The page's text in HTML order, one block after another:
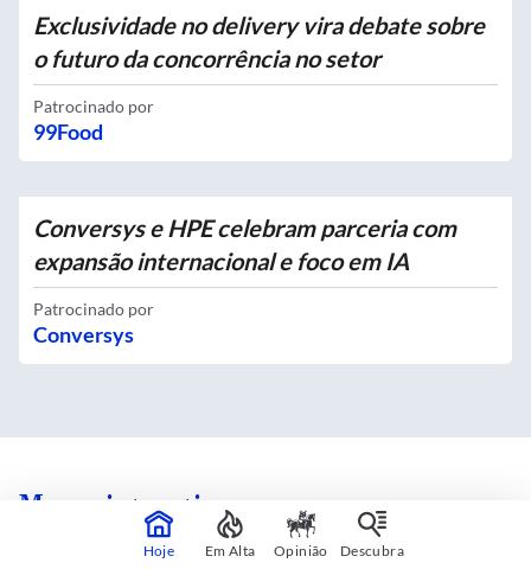
Exclusividade no delivery vira debate sobre
o futuro da concorrência no setor
Patrocinado por
99Food
Conversys e HPE celebram parceria com
expansão internacional e foco em IA
Patrocinado por
Conversys
Mapas interativos
Hoje Em Alta Opinião Descubra